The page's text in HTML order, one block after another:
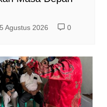
5 Agustus 2026 0